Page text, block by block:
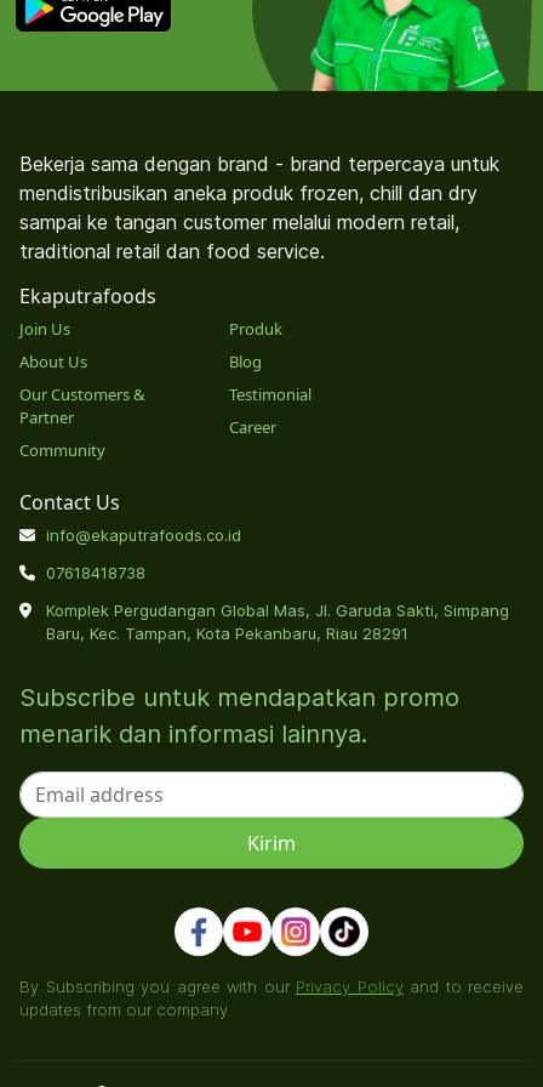
Bekerja sama dengan brand - brand terpercaya untuk
mendistribusikan aneka produk frozen, chill dan dry
sampai ke tangan customer melalui modern retail,
traditional retail dan food service.
Ekaputrafoods
Join Us
About Us
Our Customers &
Partner
Community
Produk
Blog
Testimonial
Career
Contact Us
info@ekaputrafoods.co.id
07618418738
Komplek Pergudangan Global Mas, Jl. Garuda Sakti, Simpang
Baru, Kec. Tampan, Kota Pekanbaru, Riau 28291
Subscribe untuk mendapatkan promo
menarik dan informasi lainnya.
By Subscribing you agree with our Privacy Policyand to receive
updates from our company